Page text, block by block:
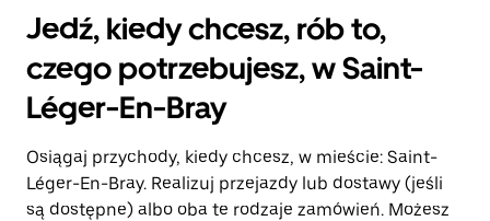
Jedź, kiedy chcesz, rób to,
czego potrzebujesz, w Saint-
Léger-En-Bray
Osiągaj przychody, kiedy chcesz, w mieście: Saint-
Léger-En-Bray. Realizuj przejazdy lub dostawy (jeśli
są dostępne) albo oba te rodzaje zamówień. Możesz